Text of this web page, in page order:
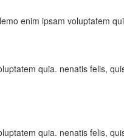
enim ipsam voluptatem
quia. nenatis felis,
quia. nenatis felis,